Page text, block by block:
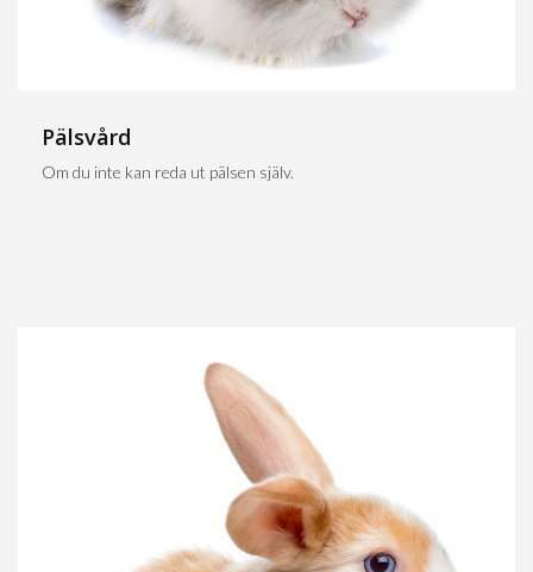
Pälsvård
Om du inte kan reda ut pälsen själv.